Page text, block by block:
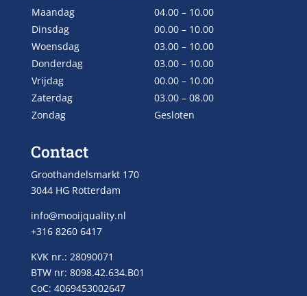
Maandag
04.00 – 10.00
Dinsdag
00.00 – 10.00
Woensdag
03.00 – 10.00
Donderdag
03.00 – 10.00
Vrijdag
00.00 – 10.00
Zaterdag
03.00 – 08.00
Zondag
Gesloten
Contact
Groothandelsmarkt 170
3044 HG Rotterdam
info@mooijquality.nl
+316 8260 6417
KVK nr.: 28090071
BTW nr: 8098.42.634.B01
CoC: 4069453002647